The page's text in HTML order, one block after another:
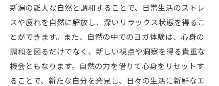
リラックス効果を高める自然環境の利用
山々が与えるヨガのリトリート体験
山間部で行うヨガの特別なひととき
自然の中で深めるリラクゼーション技術
精神的な安定をもたらす山のヨガ
新潟の雄大な自然と調和することで、日常生活のストレ
スや疲れを自然に解放し、深いリラックス状態を得るこ
とができます。また、自然の中でのヨガ体験は、心身の
調和を図るだけでなく、新しい視点や洞察を得る貴重な
機会ともなります。自然の力を借りて心身をリセットす
ることで、新たな自分を発見し、日々の生活に新鮮なエ